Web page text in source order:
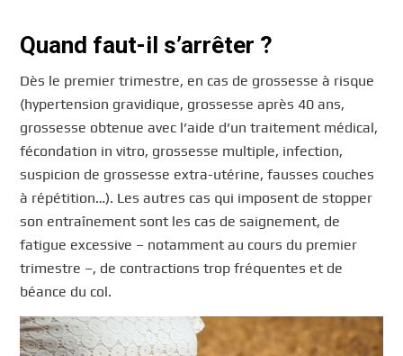
Quand faut-il s’arrêter ?
Dès le premier trimestre, en cas de grossesse à risque
(hypertension gravidique, grossesse après 40 ans,
grossesse obtenue avec l’aide d’un traitement médical,
fécondation in vitro, grossesse multiple, infection,
suspicion de grossesse extra-utérine, fausses couches
à répétition…). Les autres cas qui imposent de stopper
son entraînement sont les cas de saignement, de
fatigue excessive – notamment au cours du premier
trimestre –, de contractions trop fréquentes et de
béance du col.